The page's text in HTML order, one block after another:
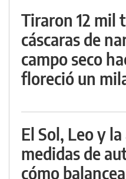
Tiraron 12 mil
cáscaras de
campo seco
floreció un
El Sol, Leo y
medidas de
cómo